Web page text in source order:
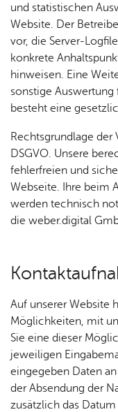
und statistischen
Website. Der
vor, die Server-
konkrete
hinweisen. Eine
sonstige Auswertung
besteht eine
Rechtsgrundlage der
DSGVO. Unsere
fehlerfreien und
Webseite. Ihre beim
werden technisch
die weber.digital
Auf unserer Website
Möglichkeiten, mit
Sie eine dieser
jeweiligen
eingegeben Daten
der Absendung der
zusätzlich das